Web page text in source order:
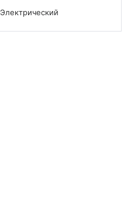
Электрический